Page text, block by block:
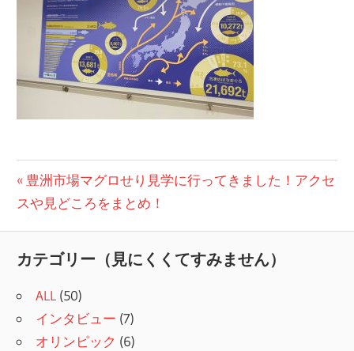
投
稿
ビ
ゲ
ー
前
の
豊洲市場マグロせり見学に行ってきました！アクセ
スや見どころをまとめ！
カテゴリー（見にくくてすみません）
ALL (50)
インタビュー (7)
オリンピック (6)